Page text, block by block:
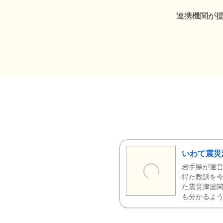
連携機関が
いわて震
岩手県が運
得た教訓を
た震災津波
も分かるよ